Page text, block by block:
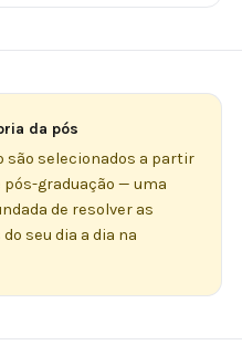
da pós
são selecionados a partir
graduação — uma
de resolver as
seu dia a dia na